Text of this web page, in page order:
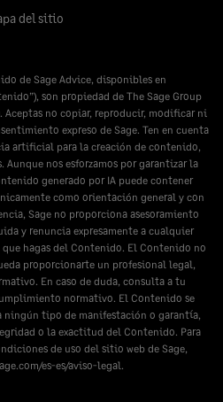
del sitio
de Sage Advice, disponibles en
son propiedad de The Sage Group
Aceptas no copiar, reproducir, modificar ni
expreso de Sage. Ten en cuenta
artificial para la creación de contenido,
nos esforzamos por garantizar la
generado por IA puede contener
como orientación general y con
Sage no proporciona asesoramiento
y renuncia expresamente a cualquier
hagas del Contenido. El Contenido no
proporcionarte un profesional legal,
En caso de duda, consulta a tu
normativo. El Contenido se
ningún tipo de manifestación o garantía,
o la exactitud del Contenido. Para
de uso del sitio web de Sage,
es-es/aviso-legal.